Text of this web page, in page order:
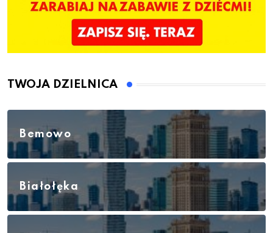
TWOJA DZIELNICA
Bemowo
Białołęka